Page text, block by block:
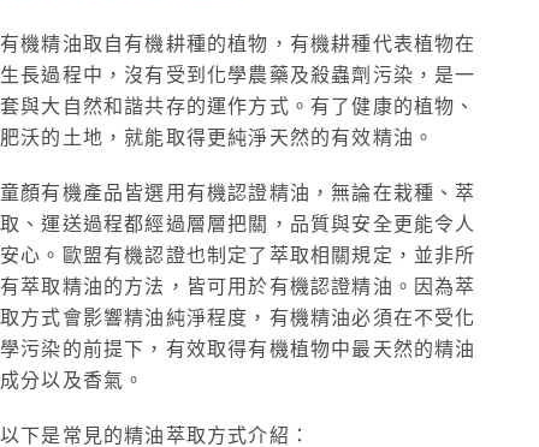
有機精油取自有機耕種的植物，有機耕種代表植物在
生長過程中，沒有受到化學農藥及殺蟲劑污染，是一
套與大自然和諧共存的運作方式。有了健康的植物、
肥沃的土地，就能取得更純淨天然的有效精油。
童顏有機產品皆選用有機認證精油，無論在栽種、萃
取、運送過程都經過層層把關，品質與安全更能令人
安心。歐盟有機認證也制定了萃取相關規定，並非所
有萃取精油的方法，皆可用於有機認證精油。因為萃
取方式會影響精油純淨程度，有機精油必須在不受化
學污染的前提下，有效取得有機植物中最天然的精油
成分以及香氣。
以下是常見的精油萃取方式介紹：